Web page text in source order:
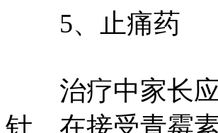
5、止痛药
治疗中家长应
针。在接受青霉